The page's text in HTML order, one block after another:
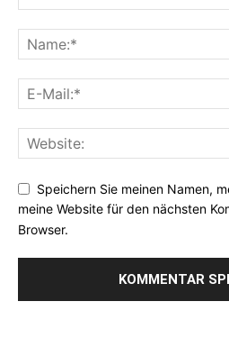
Speichern Sie meinen Namen,
meine Website für den nächsten
Browser.